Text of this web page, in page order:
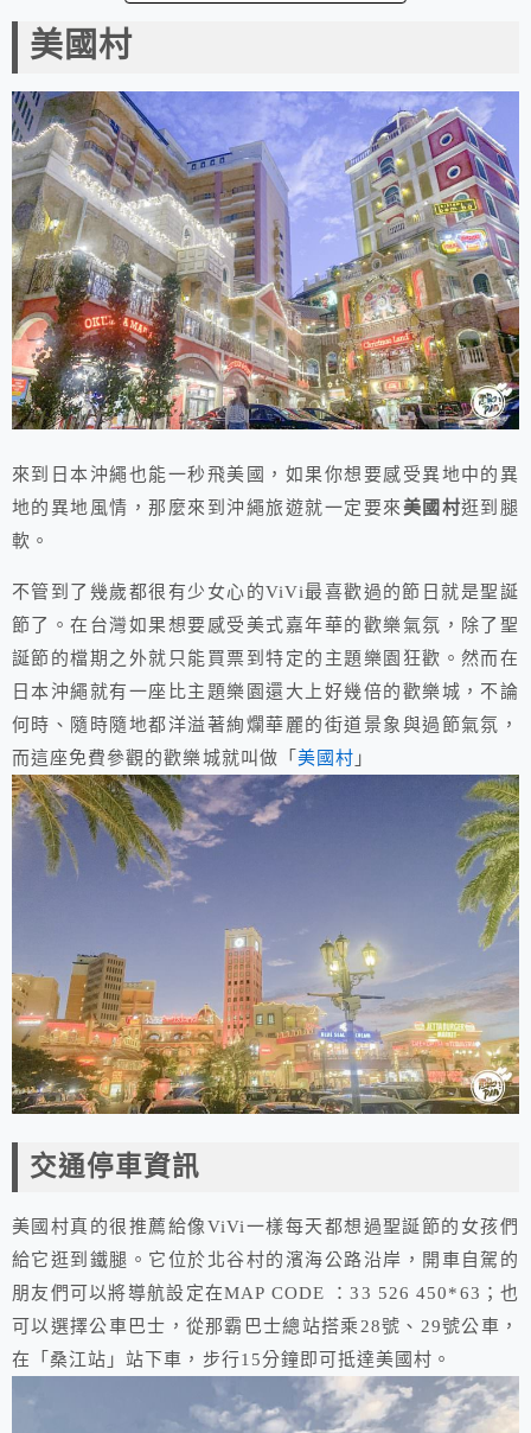
美國村
來到日本沖繩也能一秒飛美國，如果你想要感受異地中的異
地的異地風情，那麼來到沖繩旅遊就一定要來美國村逛到腿
軟。
不管到了幾歲都很有少女心的ViVi最喜歡過的節日就是聖誕
節了。在台灣如果想要感受美式嘉年華的歡樂氣氛，除了聖
誕節的檔期之外就只能買票到特定的主題樂園狂歡。然而在
日本沖繩就有一座比主題樂園還大上好幾倍的歡樂城，不論
何時、隨時隨地都洋溢著絢爛華麗的街道景象與過節氣氛，
而這座免費參觀的歡樂城就叫做「 美國村 」
交通停車資訊
美國村真的很推薦給像ViVi一樣每天都想過聖誕節的女孩們
給它逛到鐵腿。它位於北谷村的濱海公路沿岸，開車自駕的
朋友們可以將導航設定在MAP CODE ：33 526 450*63；也
可以選擇公車巴士，從那霸巴士總站搭乘28號、29號公車，
在「桑江站」站下車，步行15分鐘即可抵達美國村。